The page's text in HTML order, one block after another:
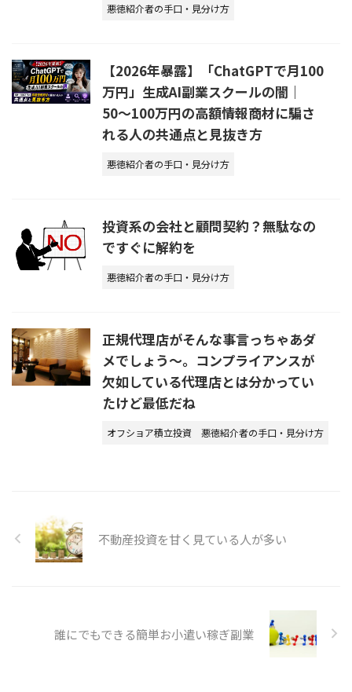
悪徳紹介者の手口・見分け方
【2026年暴露】「ChatGPTで月100
万円」生成AI副業スクールの闇｜
50〜100万円の高額情報商材に騙さ
れる人の共通点と見抜き方
悪徳紹介者の手口・見分け方
投資系の会社と顧問契約？無駄なの
ですぐに解約を
悪徳紹介者の手口・見分け方
正規代理店がそんな事言っちゃあダ
メでしょう〜。コンプライアンスが
欠如している代理店とは分かってい
たけど最低だね
オフショア積立投資 悪徳紹介者の手口・見分け方
不動産投資を甘く見ている人が多い
誰にでもできる簡単お小遣い稼ぎ副業